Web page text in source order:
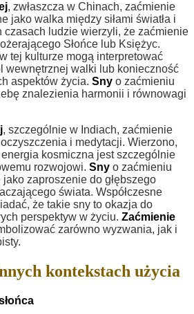
, zwłaszcza w Chinach, zaćmienie
jako walka między siłami światła i
czasach ludzie wierzyli, że zaćmienie
Słońce lub Księżyc.
w tej kulturze mogą interpretować
wewnętrznej walki lub konieczność
aspektów życia. Sny o zaćmieniu
znalezienia harmonii i równowagi
, szczególnie w Indiach, zaćmienie
i medytacji. Wierzono,
kosmiczna jest szczególnie
rozwojowi. Sny o zaćmieniu
zaproszenie do głębszego
świata. Współczesne
że takie sny to okazja do
perspektyw w życiu. Zaćmienie
zarówno wyzwania, jak i
kontekstach użycia